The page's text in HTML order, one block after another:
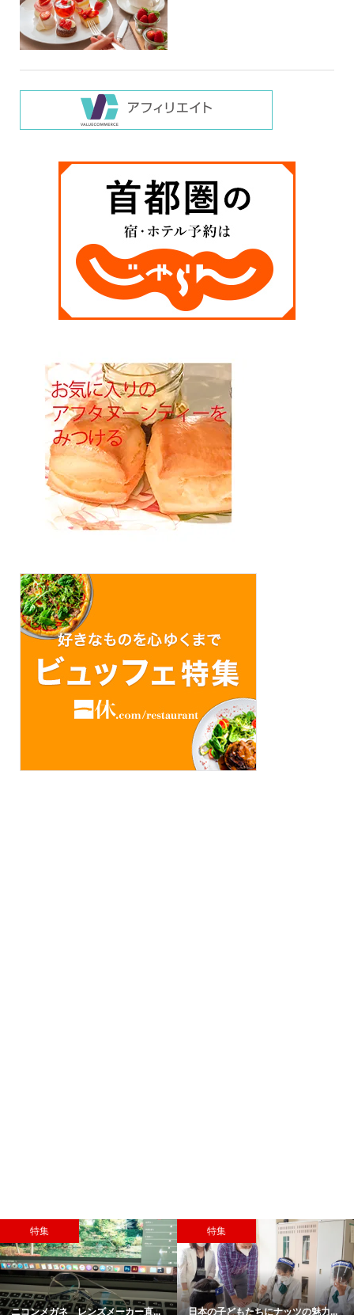
特集
ニコンメガネ レンズメーカー直...
特集
日本の子どもたちにナッツの魅力...